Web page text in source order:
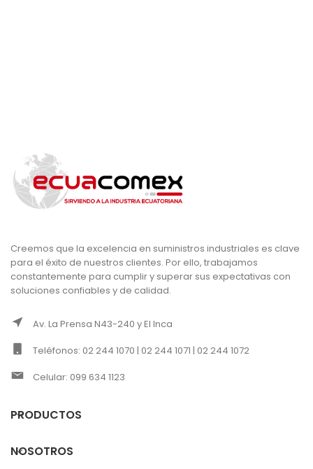
Creemos que la excelencia en suministros industriales es clave
para el éxito de nuestros clientes. Por ello, trabajamos
constantemente para cumplir y superar sus expectativas con
soluciones confiables y de calidad.
Av. La Prensa N43-240 y El Inca
Teléfonos: 02 244 1070 | 02 244 1071 | 02 244 1072
Celular: 099 634 1123
PRODUCTOS
NOSOTROS